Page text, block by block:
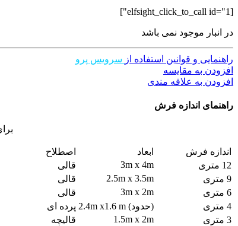
[elfsight_click_to_call id="1"]
در انبار موجود نمی باشد
راهنمایی و قوانین استفاده از سرویس پرو
افزودن به مقایسه
افزودن به علاقه مندی
راهنمای اندازه فرش
اندازه فرش ابعاد
اصطلاح
12 متری
3m x 4m
قالی
9 متری
2.5m x 3.5m
قالی
6 متری
3m x 2m
قالی
4 متری
(حدود) 2.4m x1.6 m
پرده ای
3 متری
1.5m x 2m
قالیچه